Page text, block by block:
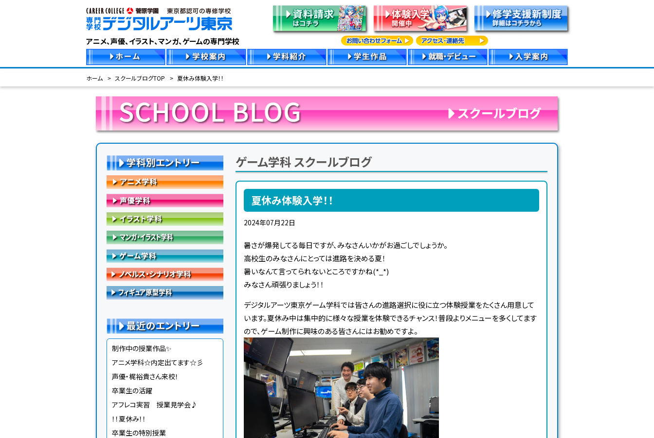
アニメ、声優、イラスト、マンガ、ゲームの専門学校
ホーム スクールブログTOP 夏休み体験入学！！
学科別エントリー
最近のエントリー
制作中の授業作品✨
アニメ学科☆内定出てます☆彡
声優・梶裕貴さん来校！
卒業生の活躍
アフレコ実習 授業見学会♪
！！夏休み！！
卒業生の特別授業
ゲーム学科 スクールブログ
夏休み体験入学！！
2024年07月22日
暑さが爆発してる毎日ですが、みなさんいかがお過ごしでしょうか。
高校生のみなさんにとっては進路を決める夏！
暑いなんて言ってられないところですかね(*_*)
みなさん頑張りましょう！！
デジタルアーツ東京ゲーム学科では皆さんの進路選択に役に立つ体験授業をたくさん用意して
います。夏休み中は集中的に様々な授業を体験できるチャンス！普段よりメニューを多くしてます
ので、ゲーム制作に興味のある皆さんにはお勧めですよ。